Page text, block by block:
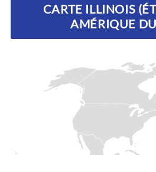
CARTE ILLINOIS
AMÉRIQUE